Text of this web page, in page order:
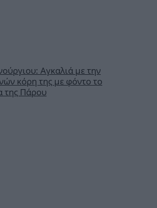
Αγκαλιά με την
κόρη της με φόντο το
της Πάρου